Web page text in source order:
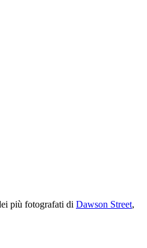
più fotografati di Dawson Street,